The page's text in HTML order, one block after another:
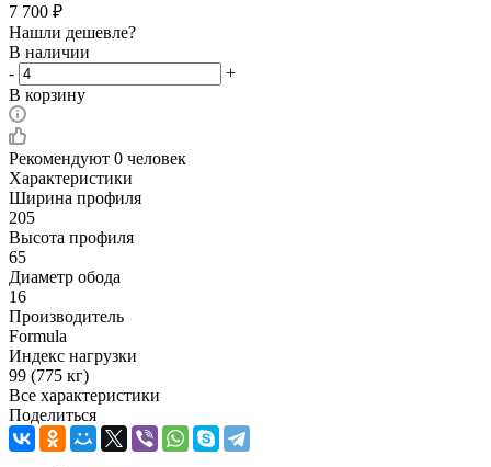
7 700 ₽
Нашли дешевле?
В наличии
-
+
В корзину
Рекомендуют 0 человек
Характеристики
Ширина профиля
205
Высота профиля
65
Диаметр обода
16
Производитель
Formula
Индекс нагрузки
99 (775 кг)
Все характеристики
Поделиться